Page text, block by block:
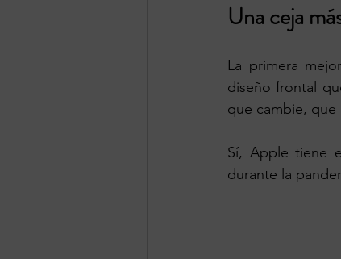
Una ceja
La primera
diseño frontal
que cambie, que
Sí, Apple tiene
durante la